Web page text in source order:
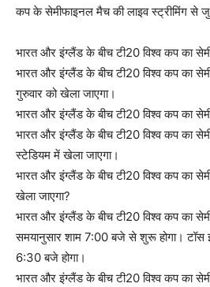
कप के सेमीफाइनल मैच की लाइव स्ट्रीमिंग से
भारत और इंग्लैंड के बीच टी20 विश्व कप का
भारत और इंग्लैंड के बीच टी20 विश्व कप का
गुरुवार को खेला जाएगा।
भारत और इंग्लैंड के बीच टी20 विश्व कप का
भारत और इंग्लैंड के बीच टी20 विश्व कप का
स्टेडियम में खेला जाएगा।
भारत और इंग्लैंड के बीच टी20 विश्व कप का
खेला जाएगा?
भारत और इंग्लैंड के बीच टी20 विश्व कप का
समयानुसार शाम 7:00 बजे से शुरू होगा।
6:30 बजे होगा।
भारत और इंग्लैंड के बीच टी20 विश्व कप का